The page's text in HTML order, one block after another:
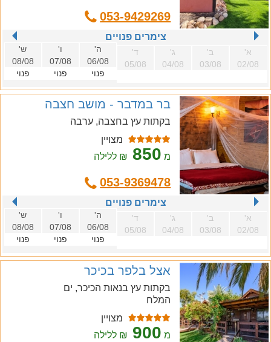
053-9429269
צימרים פנויים
א'
02/08
ב'
03/08
ג'
04/08
ד'
05/08
ה'
06/08
פנוי
ו'
07/08
פנוי
ש'
08/08
פנוי
בר במדבר - מושב חצבה
בקתות עץ בחצבה, ערבה
מצויין
מ 850 ₪ ללילה
053-9369478
צימרים פנויים
א'
02/08
ב'
03/08
ג'
04/08
ד'
05/08
ה'
06/08
פנוי
ו'
07/08
פנוי
ש'
08/08
פנוי
אצל בלפר בכיכר
בקתות עץ בנאות הכיכר, ים
המלח
מצויין
מ 900 ₪ ללילה